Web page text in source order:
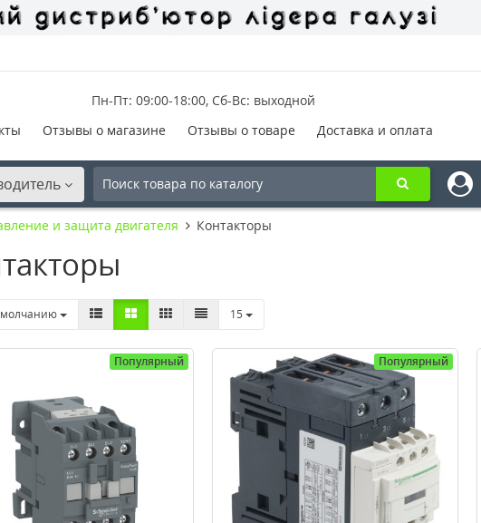
Пн-Пт: 09:00-18:00, Сб-Вс: выходной
Отзывы о магазине Отзывы о товаре Доставка и оплата
и защита двигателя Контакторы
15
Популярный Популярный